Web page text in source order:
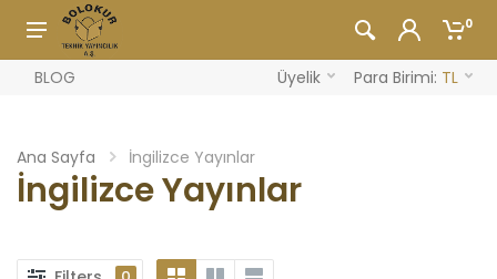
0
BLOG Üyelik Para Birimi: TL
Ana Sayfa İngilizce Yayınlar
İngilizce Yayınlar